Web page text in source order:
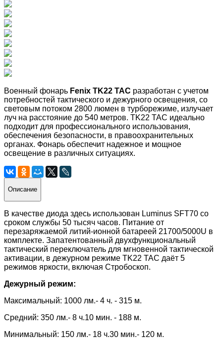
Военный фонарь Fenix ​​TK22 TAC разработан с учетом
потребностей тактического и дежурного освещения, со
световым потоком 2800 люмен в турборежиме, излучает
луч на расстояние до 540 метров. TK22 TAC идеально
подходит для профессионального использования,
обеспечения безопасности, в правоохранительных
органах. Фонарь обеспечит надежное и мощное
освещение в различных ситуациях.
Описание
В качестве диода здесь использован Luminus SFT70 со
сроком службы 50 тысяч часов. Питание от
перезаряжаемой литий-ионной батареей 21700/5000U в
комплекте. Запатентованный двухфункциональный
тактический переключатель для мгновенной тактической
активации, в дежурном режиме TK22 TAC даёт 5
режимов яркости, включая Стробоскоп.
Дежурный режим:
Максимальный: 1000 лм.- 4 ч. - 315 м.
Средний: 350 лм.- 8 ч.10 мин. - 188 м.
Минимальный: 150 лм.- 18 ч.30 мин.- 120 м.